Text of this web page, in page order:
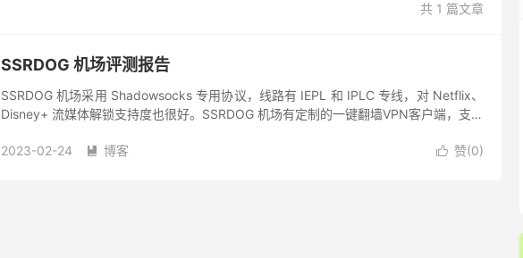
共 1 篇文章
SSRDOG 机场评测报告
SSRDOG 机场采用 Shadowsocks 专用协议，线路有 IEPL 和 IPLC 专线，对 Netflix、
Disney+ 流媒体解锁支持度也很好。SSRDOG 机场有定制的一键翻墙VPN客户端，支持
 赞(0)
2023-02-24  博客